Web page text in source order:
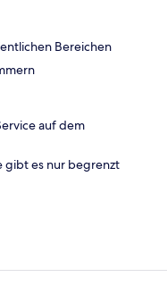
Bereichen
auf dem
gibt es nur begrenzt